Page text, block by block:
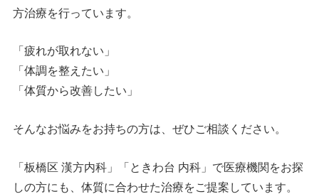
方治療を行っています。
「疲れが取れない」
「体調を整えたい」
「体質から改善したい」
そんなお悩みをお持ちの方は、ぜひご相談ください。
「板橋区 漢方内科」「ときわ台 内科」で医療機関をお探
しの方にも、体質に合わせた治療をご提案しています。